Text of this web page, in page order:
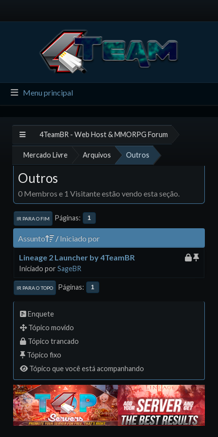
Menu principal
4TeamBR - Web Host & MMORPG Forum
Mercado Livre Arquivos Outros
Outros
0 Membros e 1 Visitante estão vendo esta seção.
IR PARA O FIM Páginas 1
Assunto / Iniciado por
Lineage 2 Launcher by 4TeamBR
Iniciado por SageBR
IR PARA O TOPO Páginas 1
Enquete
Tópico movido
Tópico trancado
Tópico fixo
Tópico que você está acompanhando